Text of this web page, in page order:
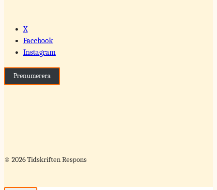
X
Facebook
Instagram
Prenumerera
© 2026 Tidskriften Respons